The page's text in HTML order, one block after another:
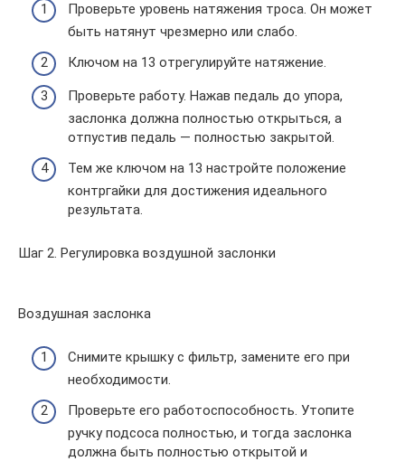
Проверьте уровень натяжения троса. Он может
быть натянут чрезмерно или слабо.
Ключом на 13 отрегулируйте натяжение.
Проверьте работу. Нажав педаль до упора,
заслонка должна полностью открыться, а
отпустив педаль — полностью закрытой.
Тем же ключом на 13 настройте положение
контргайки для достижения идеального
результата.
Шаг 2. Регулировка воздушной заслонки
Воздушная заслонка
Снимите крышку с фильтр, замените его при
необходимости.
Проверьте его работоспособность. Утопите
ручку подсоса полностью, и тогда заслонка
должна быть полностью открытой и